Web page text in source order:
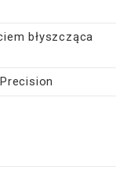
błyszcząca